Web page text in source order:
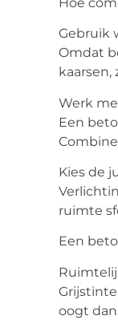
Gebruik
Omdat
Werk
Een
Kies de
ruimte
Een
oogt